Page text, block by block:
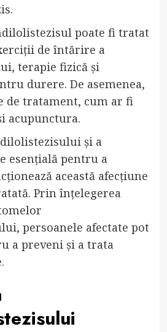
poate fi tratat
de întărire a
terapie fizică și
durere. De asemenea,
de tratament, cum ar fi
acupunctura.
și a
esențială pentru a
această afecțiune
Prin înțelegerea
persoanele afectate pot
a preveni și a trata